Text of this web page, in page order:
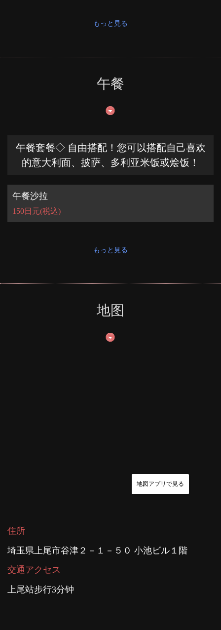
もっと見る
午餐
午餐套餐◇ 自由搭配！您可以搭配自己喜欢
的意大利面、披萨、多利亚米饭或烩饭！
午餐沙拉
150日元(税込)
もっと見る
地图
地図アプリで見る
住所
埼玉県上尾市谷津２－１－５０ 小池ビル１階
交通アクセス
上尾站步行3分钟